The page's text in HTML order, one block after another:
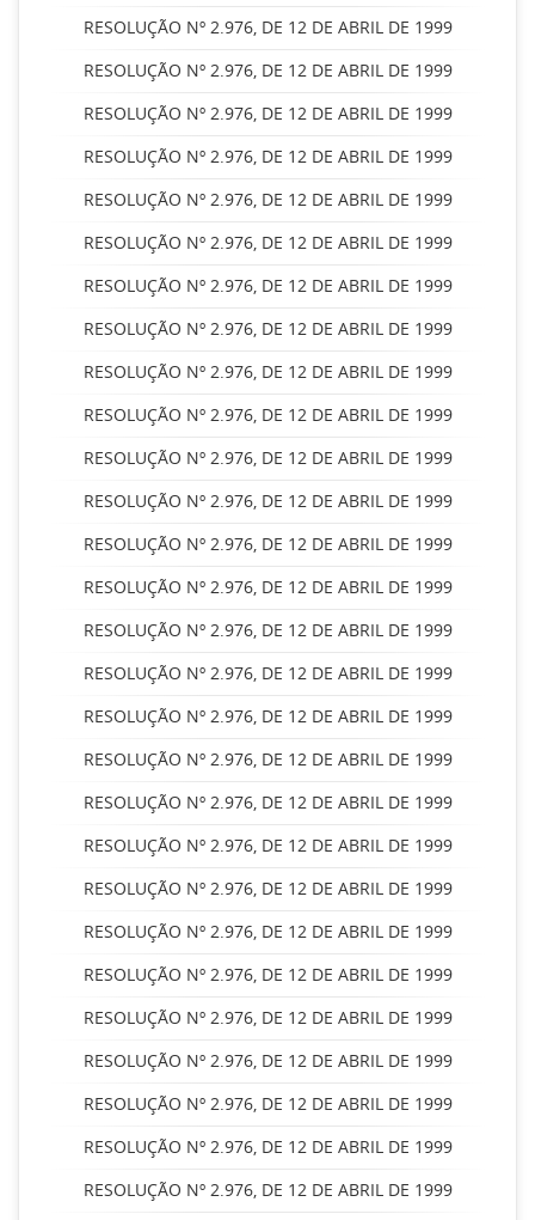
RESOLUÇÃO Nº 2.976, DE 12 DE ABRIL DE 1999
RESOLUÇÃO Nº 2.976, DE 12 DE ABRIL DE 1999
RESOLUÇÃO Nº 2.976, DE 12 DE ABRIL DE 1999
RESOLUÇÃO Nº 2.976, DE 12 DE ABRIL DE 1999
RESOLUÇÃO Nº 2.976, DE 12 DE ABRIL DE 1999
RESOLUÇÃO Nº 2.976, DE 12 DE ABRIL DE 1999
RESOLUÇÃO Nº 2.976, DE 12 DE ABRIL DE 1999
RESOLUÇÃO Nº 2.976, DE 12 DE ABRIL DE 1999
RESOLUÇÃO Nº 2.976, DE 12 DE ABRIL DE 1999
RESOLUÇÃO Nº 2.976, DE 12 DE ABRIL DE 1999
RESOLUÇÃO Nº 2.976, DE 12 DE ABRIL DE 1999
RESOLUÇÃO Nº 2.976, DE 12 DE ABRIL DE 1999
RESOLUÇÃO Nº 2.976, DE 12 DE ABRIL DE 1999
RESOLUÇÃO Nº 2.976, DE 12 DE ABRIL DE 1999
RESOLUÇÃO Nº 2.976, DE 12 DE ABRIL DE 1999
RESOLUÇÃO Nº 2.976, DE 12 DE ABRIL DE 1999
RESOLUÇÃO Nº 2.976, DE 12 DE ABRIL DE 1999
RESOLUÇÃO Nº 2.976, DE 12 DE ABRIL DE 1999
RESOLUÇÃO Nº 2.976, DE 12 DE ABRIL DE 1999
RESOLUÇÃO Nº 2.976, DE 12 DE ABRIL DE 1999
RESOLUÇÃO Nº 2.976, DE 12 DE ABRIL DE 1999
RESOLUÇÃO Nº 2.976, DE 12 DE ABRIL DE 1999
RESOLUÇÃO Nº 2.976, DE 12 DE ABRIL DE 1999
RESOLUÇÃO Nº 2.976, DE 12 DE ABRIL DE 1999
RESOLUÇÃO Nº 2.976, DE 12 DE ABRIL DE 1999
RESOLUÇÃO Nº 2.976, DE 12 DE ABRIL DE 1999
RESOLUÇÃO Nº 2.976, DE 12 DE ABRIL DE 1999
RESOLUÇÃO Nº 2.976, DE 12 DE ABRIL DE 1999